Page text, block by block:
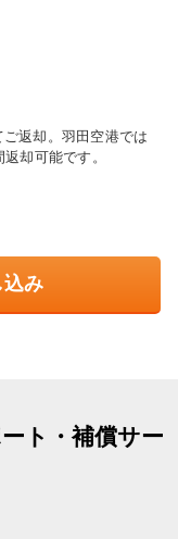
返却。羽田空港では
却可能です。
み
ト・補償サー